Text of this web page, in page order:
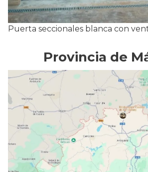
Puerta seccionales blanca con
Provincia de